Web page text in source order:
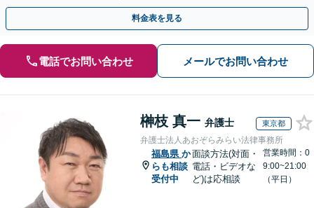
【初回相談無料】【全国対応可能】
料金表を見る
電話でお問い合わせ メールでお問い合わせ
榊枝 真一 弁護士 東京都
弁護士法人あおぞらみらい法律事務所
福島県 か
らも相談
受付中
面談方法(対面・
電話・ビデオな
ど)は応相談
営業時間：0
9:00~21:00
（平日）